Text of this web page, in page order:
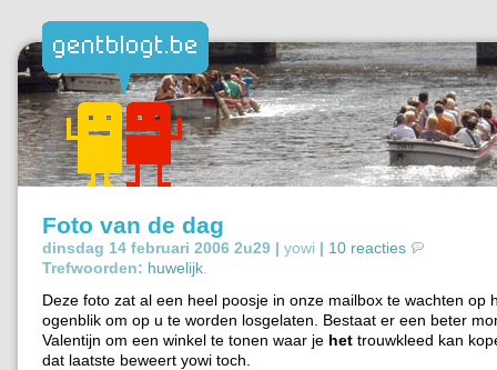
Foto van de dag
dinsdag 14 februari 2006 2u29 | yowi | 10 reacties
Trefwoorden: huwelijk
Deze foto zat al een heel poosje in onze mailbox te wachten op
ogenblik om op u te worden losgelaten. Bestaat er een beter
Valentijn om een winkel te tonen waar je het trouwkleed kan
dat laatste beweert yowi toch.